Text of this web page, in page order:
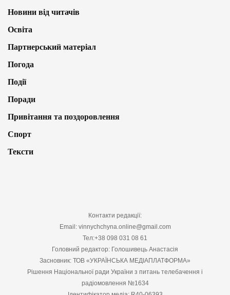
Новини від читачів
Освіта
Партнерський матеріал
Погода
Події
Поради
Привітання та поздоровлення
Спорт
Тексти
Контакти редакції:
Email: vinnychchyna.online@gmail.com
Тел:+38 098 031 08 61
Головний редактор: Голошивець Анастасія
Засновник: ТОВ «УКРАЇНСЬКА МЕДІАПЛАТФОРМА»
Рішення Національної ради України з питань телебачення і
радіомовлення №1634